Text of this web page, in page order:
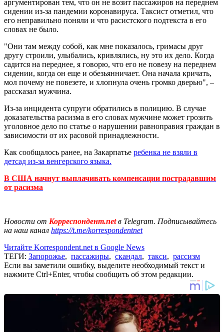
аргументирован тем, что он не возит пассажиров на переднем
сидении из-за пандемии коронавируса. Таксист отметил, что
его неправильно поняли и что расистского подтекста в его
словах не было.
"Они там между собой, как мне показалось, гримасы друг
другу строили, улыбались, кривлялись, ну это их дело. Когда
садится на переднее, я говорю, что его не повезу на переднем
сидении, когда он еще и обезьянничает. Она начала кричать,
мол почему не повезете, и хлопнула очень громко дверью", –
рассказал мужчина.
Из-за инцидента супруги обратились в полицию. В случае
доказательства расизма в его словах мужчине может грозить
уголовное дело по статье о нарушении равноправия граждан в
зависимости от их расовой принадлежности.
Как сообщалось ранее, на Закарпатье ребенка не взяли в
детсад из-за венгерского языка.
В США начнут выплачивать компенсации пострадавшим
от расизма
Новости от Корреспондент.netв Telegram. Подписывайтесь
на наш канал https://t.me/korrespondentnet
Читайте Korrespondent.net в Google News
ТЕГИ: Запорожье, пассажиры, скандал, такси, рассизм
Если вы заметили ошибку, выделите необходимый текст и
нажмите Ctrl+Enter, чтобы сообщить об этом редакции.